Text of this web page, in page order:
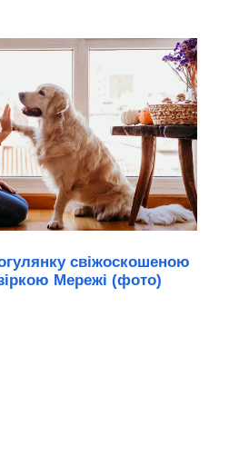
свіжоскошеною
Мережі (фото)